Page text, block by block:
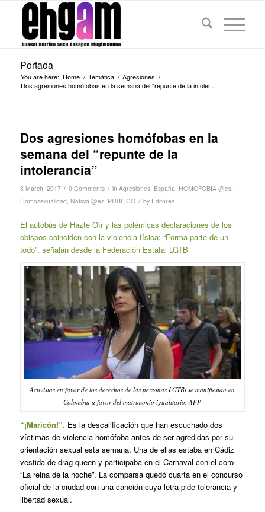
Portada
You are here: Home / Temática / Agresiones /
Dos agresiones homófobas en la semana del “repunte de la intoler...
Dos agresiones homófobas en la
semana del “repunte de la
intolerancia”
3 March, 2017 / 0 Comments / in Agresiones, España, HOMOFOBIA @es,
Homosexualidad, Noticia @es, PUBLICO / by Editorea
El autobús de Hazte Oír y las polémicas declaraciones de los
obispos coinciden con la violencia física: “Forma parte de un
todo”, señalan desde la Federación Estatal LGTB
Activistas en favor de los derechos de las personas LGTBi se manifiestan en
Colombia a favor del matrimonio igualitario. AFP
“¡Maricón!”. Es la descalificación que han escuchado dos
víctimas de violencia homófoba antes de ser agredidas por su
orientación sexual esta semana. Una de ellas estaba en Cádiz
vestida de drag queen y participaba en el Carnaval con el coro
“La reina de la noche”. La comparsa quedó cuarta en el concurso
oficial de la ciudad con una canción cuya letra pide tolerancia y
libertad sexual.